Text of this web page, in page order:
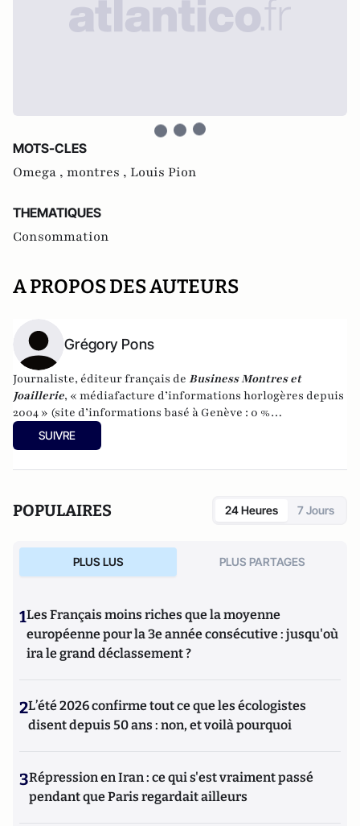
MOTS-CLES
Omega , montres , Louis Pion
THEMATIQUES
Consommation
A PROPOS DES AUTEURS
Grégory Pons
Journaliste, éditeur français de Business Montres et
Joaillerie, « médiafacture d’informations horlogères depuis
2004 » (site d’informations basé à Genève : 0 %
publicité-100 % liberté), spécialiste du marketing horloger
et de l’analyse des marchés de la montre.
SUIVRE
POPULAIRES 24 Heures 7 Jours
PLUS LUS PLUS PARTAGES
1Les Français moins riches que la moyenne
européenne pour la 3e année consécutive : jusqu'où
ira le grand déclassement ?
2L’été 2026 confirme tout ce que les écologistes
disent depuis 50 ans : non, et voilà pourquoi
3Répression en Iran : ce qui s'est vraiment passé
pendant que Paris regardait ailleurs